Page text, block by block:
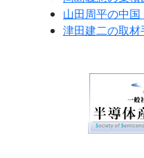
山田周平の中国
津田建二の取材